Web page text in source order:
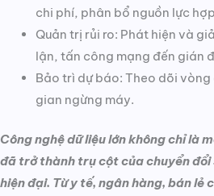
chi phí, phân bổ nguồn lực
Quản trị rủi ro: Phát hiện và
lận, tấn công mạng đến gián
Bảo trì dự báo: Theo dõi
gian ngừng máy.
Công nghệ dữ liệu lớn không chỉ là
đã trở thành trụ cột của chuyển
hiện đại. Từ y tế, ngân hàng, bán lẻ